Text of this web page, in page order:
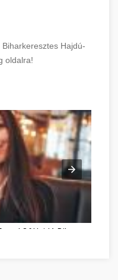
Hajdú-
oldalra!
Of Hajdú-Bihar megye